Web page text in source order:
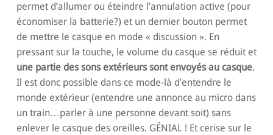
permet d’allumer ou éteindre l’annulation active (pour
économiser la batterie?) et un dernier bouton permet
de mettre le casque en mode « discussion ». En
pressant sur la touche, le volume du casque se réduit et
une partie des sons extérieurs sont envoyés au casque.
Il est donc possible dans ce mode-là d’entendre le
monde extérieur (entendre une annonce au micro dans
un train…parler à une personne devant soit) sans
enlever le casque des oreilles. GÉNIAL ! Et cerise sur le